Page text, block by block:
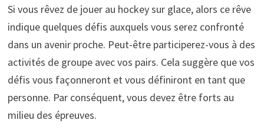
Si vous rêvez de jouer au hockey sur glace, alors ce rêve
indique quelques défis auxquels vous serez confronté
dans un avenir proche. Peut-être participerez-vous à des
activités de groupe avec vos pairs. Cela suggère que vos
défis vous façonneront et vous définiront en tant que
personne. Par conséquent, vous devez être forts au
milieu des épreuves.